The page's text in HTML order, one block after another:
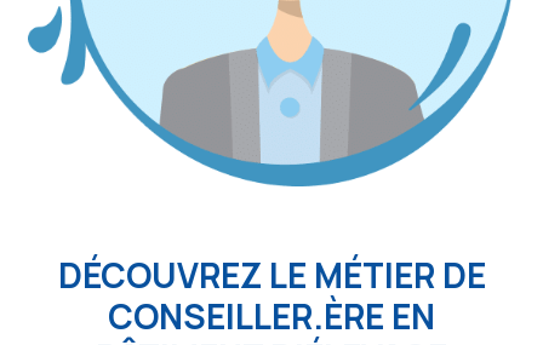
DÉCOUVREZ LE MÉTIER DE
CONSEILLER.ÈRE EN